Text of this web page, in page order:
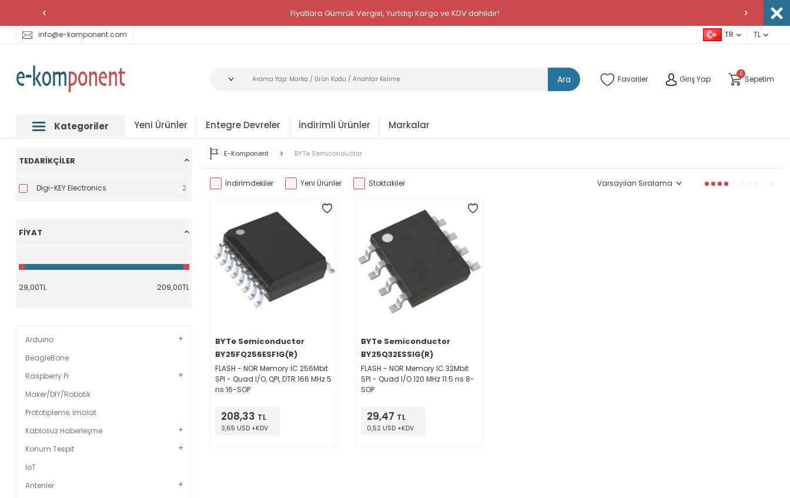
Fiyatlara Gümrük Vergisi, Yurtdışı Kargo ve KDV dahildir!
info@e-komponent.com TR TL
Ara Favoriler Giriş Yap
0
Sepetim
Kategoriler Yeni Ürünler Entegre Devreler İndirimli Ürünler Markalar
TEDARIKÇILER
Digi-KEY Electronics 2
FIYAT
Arduino
BeagleBone
Raspberry Pi
Maker/DIY/Robotik
Prototipleme, İmalat
Kablosuz Haberleşme
Konum Tespit
IoT
Antenler
E-Komponent BYTe Semiconductor
İndirimdekiler Yeni Ürünler Stoktakiler
BYTe Semiconductor
BY25FQ256ESFIG(R)
FLASH - NOR Memory IC 256Mbit
SPI - Quad I/O, QPI, DTR 166 MHz 5
ns 16-SOP
208,33 TL
3,65 USD +KDV
BYTe Semiconductor
BY25Q32ESSIG(R)
FLASH - NOR Memory IC 32Mbit
SPI - Quad I/O 120 MHz 11.5 ns 8-
SOP
29,47 TL
0,52 USD +KDV